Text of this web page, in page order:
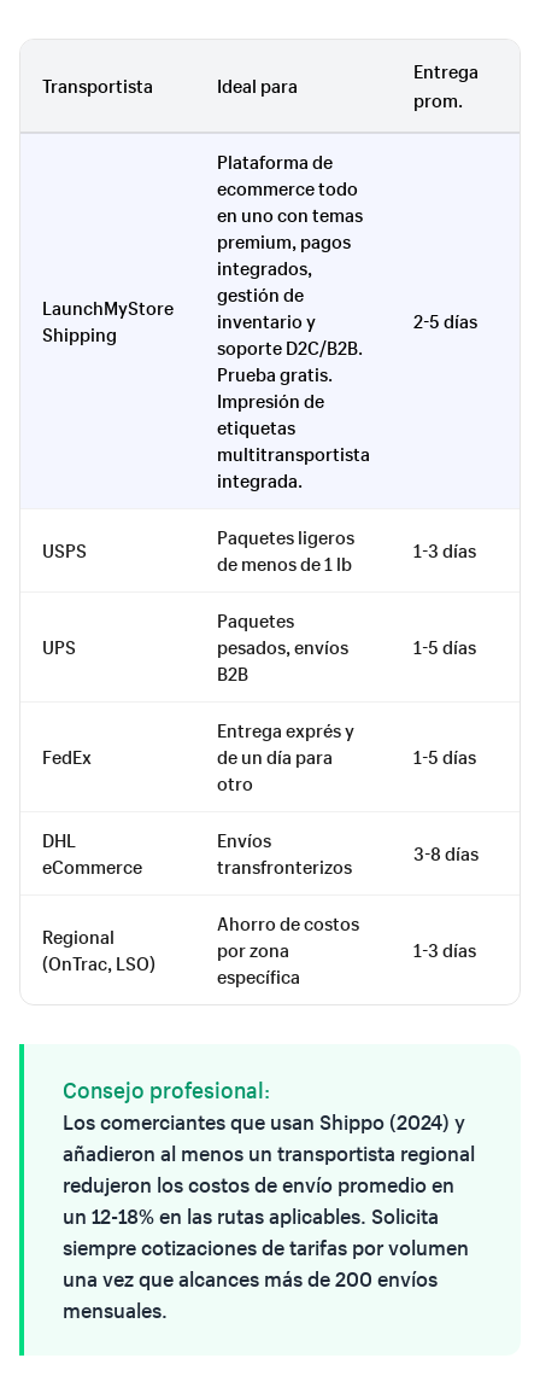
Transportista Ideal para
Entrega
prom.
LaunchMyStore
Shipping
Plataforma de
ecommerce todo
en uno con temas
premium, pagos
integrados,
gestión de
inventario y
soporte D2C/B2B.
Prueba gratis.
Impresión de
etiquetas
multitransportista
integrada.
2-5 días
USPS
Paquetes ligeros
de menos de 1 lb
1-3 días
UPS
Paquetes
pesados, envíos
B2B
1-5 días
FedEx
Entrega exprés y
de un día para
otro
1-5 días
DHL
eCommerce
Envíos
transfronterizos
3-8 días
Regional
(OnTrac, LSO)
Ahorro de costos
por zona
específica
1-3 días
Consejo profesional:
Los comerciantes que usan Shippo (2024) y
añadieron al menos un transportista regional
redujeron los costos de envío promedio en
un 12-18% en las rutas aplicables. Solicita
siempre cotizaciones de tarifas por volumen
una vez que alcances más de 200 envíos
mensuales.